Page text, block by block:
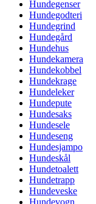
Hundegenser
Hundegodteri
Hundegrind
Hundegård
Hundehus
Hundekamera
Hundekobbel
Hundekrage
Hundeleker
Hundepute
Hundesaks
Hundesele
Hundeseng
Hundesjampo
Hundeskål
Hundetoalett
Hundetrapp
Hundeveske
Hundevogn